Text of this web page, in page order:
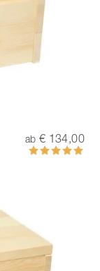
ab € 134,00
Bewertung:
100%